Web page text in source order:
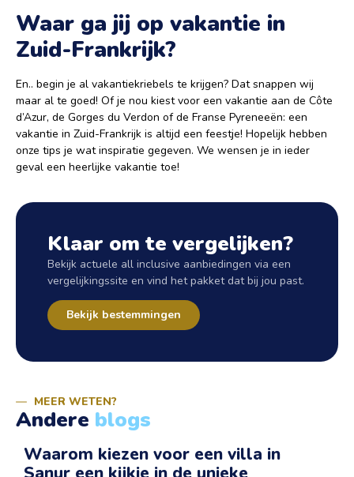
Waar ga jij op vakantie in
Zuid-Frankrijk?
En.. begin je al vakantiekriebels te krijgen? Dat snappen wij
maar al te goed! Of je nou kiest voor een vakantie aan de Côte
d’Azur, de Gorges du Verdon of de Franse Pyreneeën: een
vakantie in Zuid-Frankrijk is altijd een feestje! Hopelijk hebben
onze tips je wat inspiratie gegeven. We wensen je in ieder
geval een heerlijke vakantie toe!
Klaar om te vergelijken?
Bekijk actuele all inclusive aanbiedingen via een
vergelijkingssite en vind het pakket dat bij jou past.
Bekijk bestemmingen
MEER WETEN?
Andere blogs
Waarom kiezen voor een villa in